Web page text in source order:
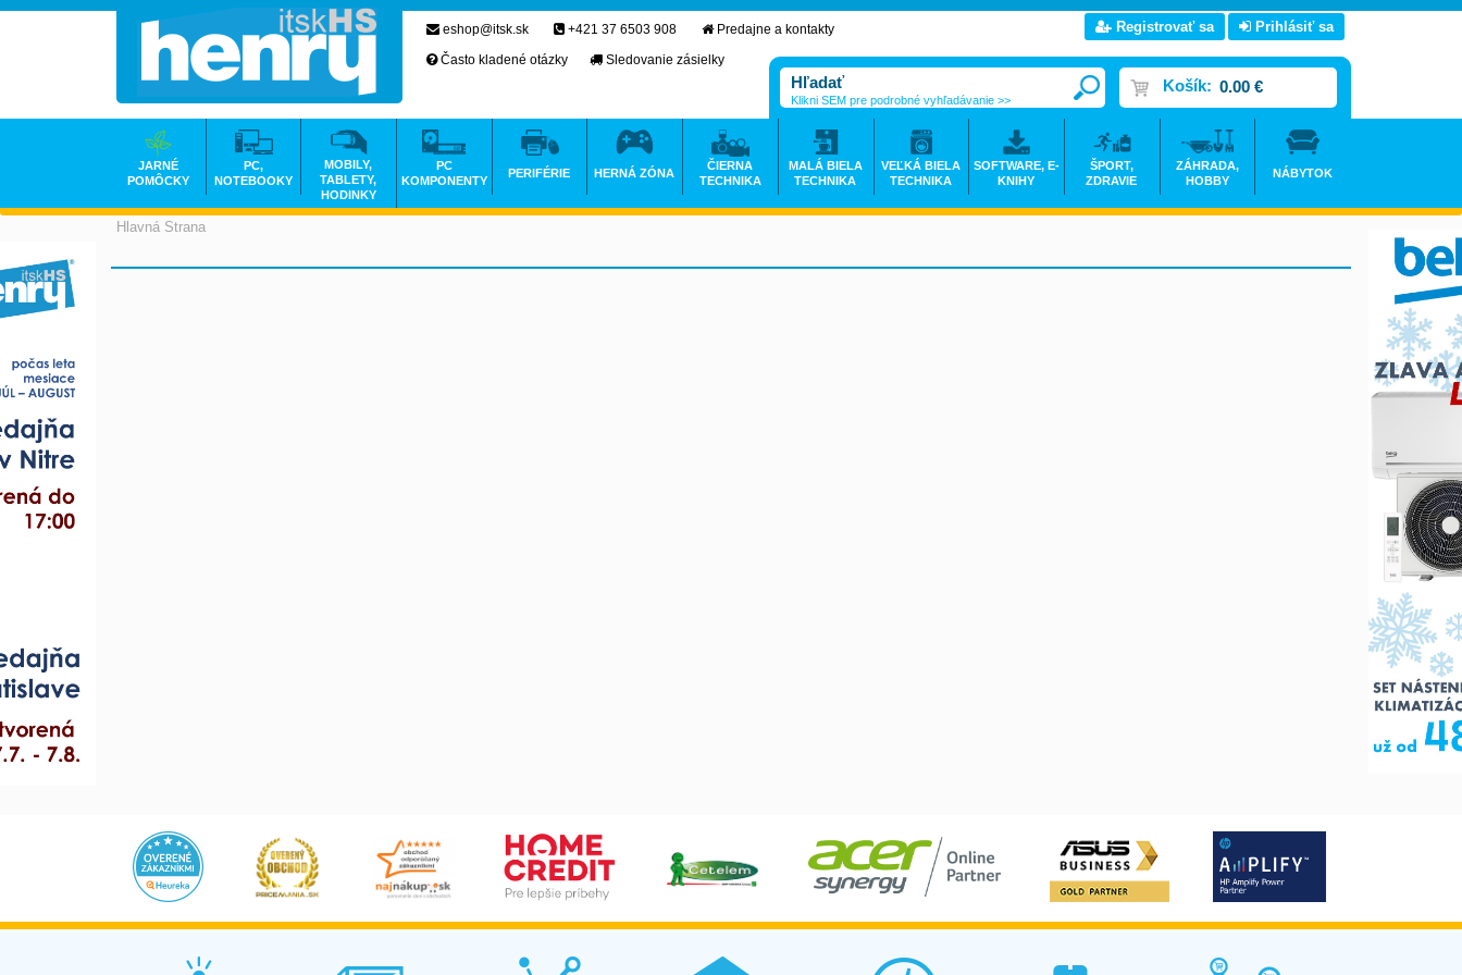
Hlavná Strana
eshop@itsk.sk +421 37 6503 908
Predajne a kontakty
Často kladené otázky
Sledovanie zásielky
Registrovať sa Prihlásiť sa
Košík: 0.00 €
Klikni SEM pre podrobné vyhľadávanie >>
JARNÉ
POMÔCKY
PC,
NOTEBOOKY
MOBILY,
TABLETY,
HODINKY
PC
KOMPONENTY
PERIFÉRIE HERNÁ ZÓNA
ČIERNA
TECHNIKA
MALÁ BIELA
TECHNIKA
VEĽKÁ BIELA
TECHNIKA
SOFTWARE, E-
KNIHY
ŠPORT,
ZDRAVIE
ZÁHRADA,
HOBBY
NÁBYTOK